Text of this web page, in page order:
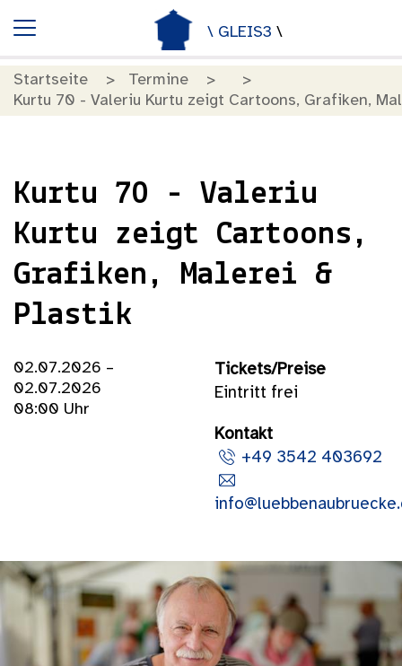
\ GLEIS3\
Startseite
Termine
Kurtu 70 - Valeriu Kurtu zeigt Cartoons, Grafiken,
Kurtu 70 - Valeriu
Kurtu zeigt Cartoons,
Grafiken, Malerei &
Plastik
02.07.2026 –
02.07.2026
08:00 Uhr
Tickets/Preise
Eintritt frei
Kontakt
+49 3542 403692